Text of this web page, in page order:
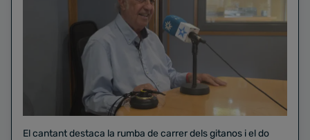
El cantant destaca la rumba de carrer dels gitanos i el do